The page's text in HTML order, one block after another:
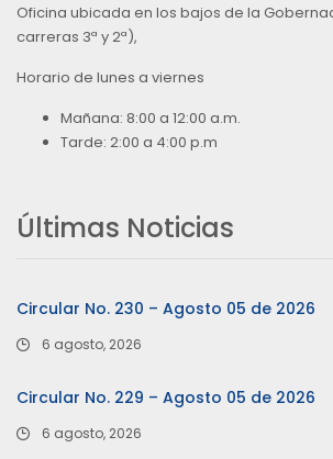
Oficina ubicada en los bajos de la
carreras 3ª y 2ª),
Horario de lunes a viernes
Mañana: 8:00 a 12:00 a.m.
Tarde: 2:00 a 4:00 p.m
Últimas Noticias
Circular No. 230 – Agosto 05 de 2026
6 agosto, 2026
Circular No. 229 – Agosto 05 de 2026
6 agosto, 2026